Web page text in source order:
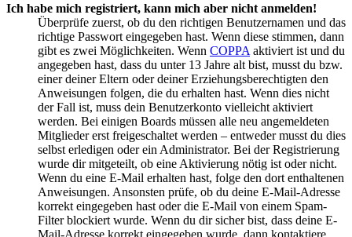
Ich habe mich registriert, kann mich aber nicht anmelden!
Überprüfe zuerst, ob du den richtigen Benutzernamen und das
richtige Passwort eingegeben hast. Wenn diese stimmen, dann
gibt es zwei Möglichkeiten. Wenn COPPA aktiviert ist und du
angegeben hast, dass du unter 13 Jahre alt bist, musst du bzw.
einer deiner Eltern oder deiner Erziehungsberechtigten den
Anweisungen folgen, die du erhalten hast. Wenn dies nicht
der Fall ist, muss dein Benutzerkonto vielleicht aktiviert
werden. Bei einigen Boards müssen alle neu angemeldeten
Mitglieder erst freigeschaltet werden – entweder musst du dies
selbst erledigen oder ein Administrator. Bei der Registrierung
wurde dir mitgeteilt, ob eine Aktivierung nötig ist oder nicht.
Wenn du eine E-Mail erhalten hast, folge den dort enthaltenen
Anweisungen. Ansonsten prüfe, ob du deine E-Mail-Adresse
korrekt eingegeben hast oder die E-Mail von einem Spam-
Filter blockiert wurde. Wenn du dir sicher bist, dass deine E-
Mail-Adresse korrekt eingegeben wurde, dann kontaktiere